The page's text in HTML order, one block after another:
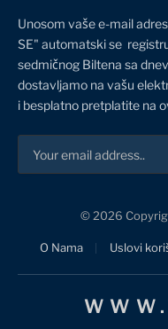
Unosom vaše e-mail
SE" automatski se
sedmičnog Biltena sa
dostavljamo na vašu
i besplatno pretplatite na
© 2026
O Nama Uslovi